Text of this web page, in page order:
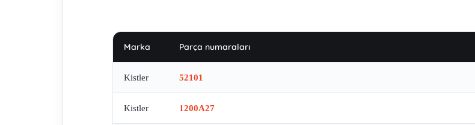
Marka Parça numaraları
Kistler 52101
Kistler 1200A27